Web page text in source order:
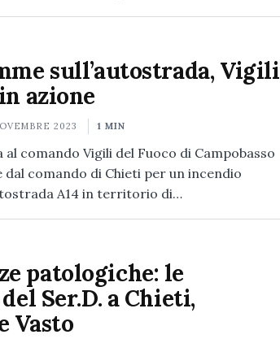
sull’autostrada, Vigili
azione
2023 1 MIN
al comando Vigili del Fuoco di Campobasso
dal comando di Chieti per un incendio
A14 in territorio di…
patologiche: le
Ser.D. a Chieti,
Vasto